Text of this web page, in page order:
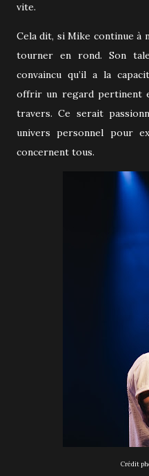
vite.
Cela dit, si Mike continue à
tourner en rond. Son
convaincu qu’il a la
offrir un regard pertinent
travers. Ce serait
univers personnel pour
concernent tous.
Crédit